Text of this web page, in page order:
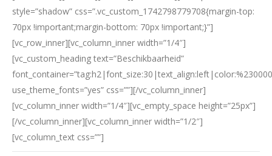
style=”shadow” css=”.vc_custom_1742798779708{margin-top:
70px !important;margin-bottom: 70px !important;}”]
[vc_row_inner][vc_column_inner width=”1/4″]
[vc_custom_heading text=”Beschikbaarheid”
use_theme_fonts=”yes” css=””][/vc_column_inner]
[vc_column_inner width=”1/4″][vc_empty_space height=”25px”]
[/vc_column_inner][vc_column_inner width=”1/2″]
[vc_column_text css=””]